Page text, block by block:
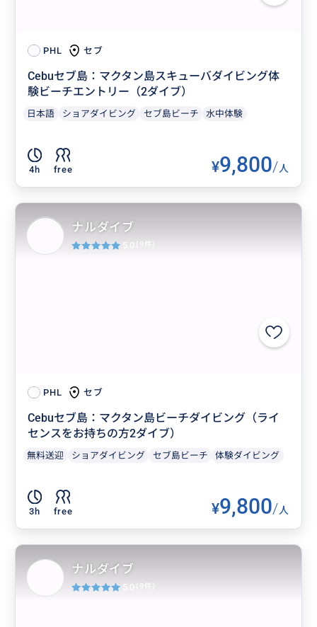
PHL セブ
Cebuセブ島：マクタン島スキューバダイビング体
験ビーチエントリー（2ダイブ）
日本語 ショアダイビング セブ島ビーチ 水中体験
4h free ¥9,800/人
PHL セブ
Cebuセブ島：マクタン島ビーチダイビング（ライ
センスをお持ちの方2ダイブ）
無料送迎 ショアダイビング セブ島ビーチ 体験ダイビング
3h free ¥9,800/人
ナルダイブ
5.0 (9件)
ナルダイブ
5.0 (9件)